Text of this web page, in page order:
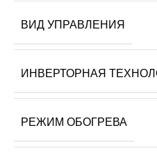
ВИД УПРАВЛЕНИЯ
ИНВЕРТОРНАЯ
РЕЖИМ ОБОГРЕВА